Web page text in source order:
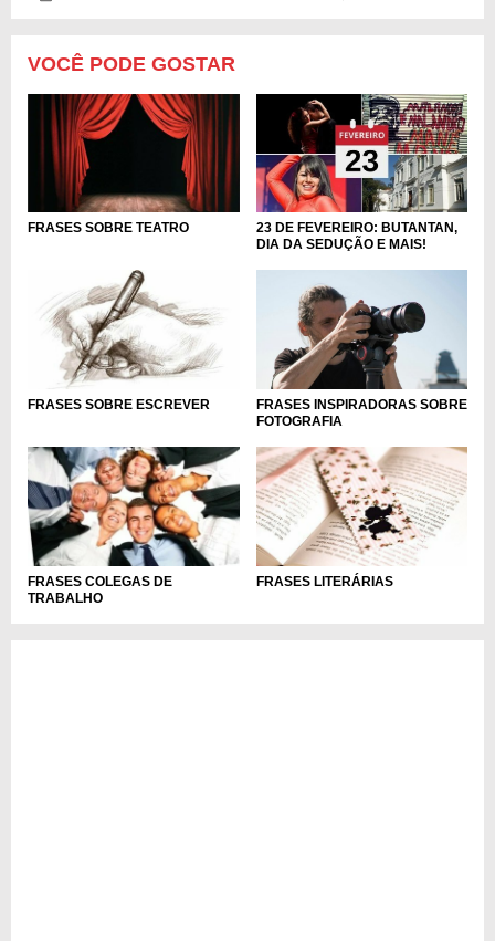
VOCÊ PODE GOSTAR
FRASES SOBRE TEATRO
23 DE FEVEREIRO: BUTANTAN,
DIA DA SEDUÇÃO E MAIS!
FRASES SOBRE ESCREVER
FRASES INSPIRADORAS SOBRE
FOTOGRAFIA
FRASES COLEGAS DE
TRABALHO
FRASES LITERÁRIAS